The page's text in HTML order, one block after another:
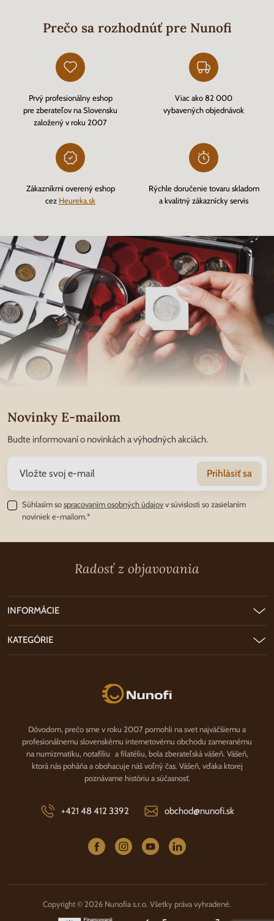
Prečo sa rozhodnúť pre Nunofi
Prvý profesionálny eshop
pre zberateľov na Slovensku
založený v roku 2007
Viac ako 82 000
vybavených objednávok
Zákazníkmi overený eshop
cez Heureka.sk
Rýchle doručenie tovaru skladom
a kvalitný zákaznícky servis
Novinky E-mailom
Budte informovaní o novinkách a výhodných akciách.
Prihlásiť sa
Súhlasím sospracovaním osobných údajovv súvislosti so zasielaním
noviniek e-mailom.*
Radosť z objavovania
Nunofi.sk
Dôvodom, prečo sme v roku 2007 pomohli na svet najväčšiemu a
profesionálnemu slovenskému internetovému obchodu zameranému
na numizmatiku, notafíliu a filatéliu, bola zberateľská vášeň. Vášeň,
ktorá nás poháňa a obohacuje náš voľný čas. Vášeň, vďaka ktorej
poznávame históriu a súčasnosť.
+421 48 412 3392 obchod@nunofi.sk
INFORMÁCIE
KATEGÓRIE
Copyright © 2026 Nunofia s.r.o. Všetky práva vyhradené.